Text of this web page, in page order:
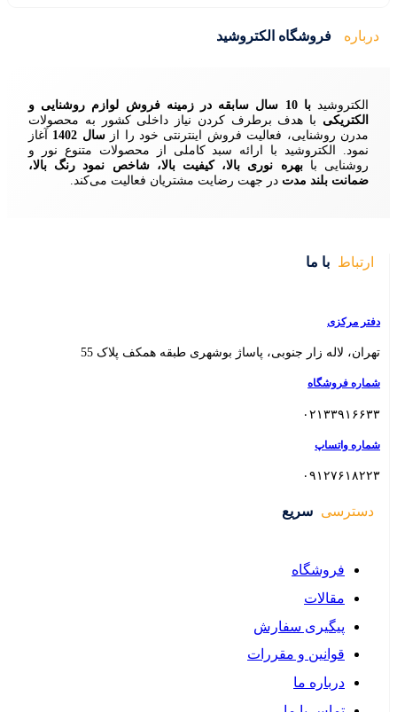
زمینه فروش لوازم روشنایی و
نیاز داخلی کشور به محصولات
اینترنتی خود را ازسال 1402
آغاز
سبد کاملی از محصولات متنوع نور و
کیفیت بالا، شاخص نمود رنگ بالا،
مشتریان فعالیت می‌کند.
بوشهری طبقه همکف پلاک 55